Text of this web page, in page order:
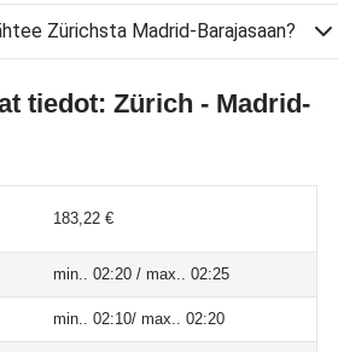
Zürichsta Madrid-Barajasaan?
tiedot: Zürich - Madrid-
183,22 €
min.. 02:20 / max.. 02:25
min.. 02:10/ max.. 02:20